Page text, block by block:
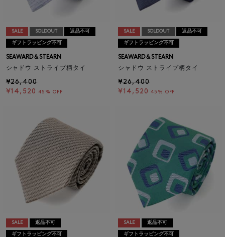
SALE SOLDOUT 返品不可
ギフトラッピング不可
SEAWARD＆STEARN
シャドウ ストライプ柄タイ
¥26,400
¥14,520 45% OFF
SALE SOLDOUT 返品不可
ギフトラッピング不可
SEAWARD＆STEARN
シャドウ ストライプ柄タイ
¥26,400
¥14,520 45% OFF
SALE 返品不可
ギフトラッピング不可
SALE 返品不可
ギフトラッピング不可